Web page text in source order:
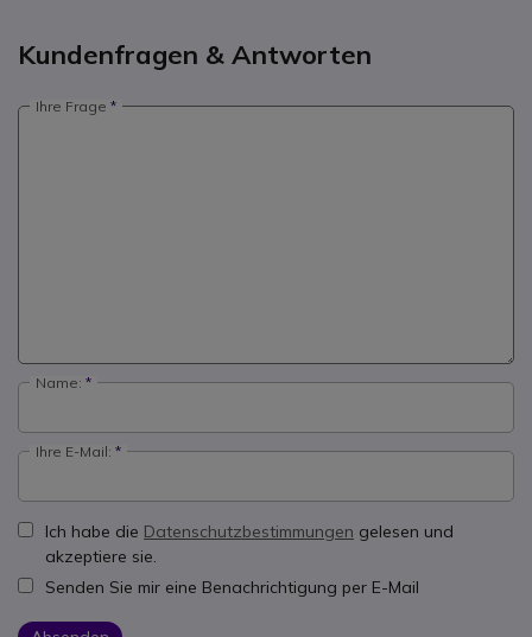
Kundenfragen & Antworten
Ihre Frage
Name:
Ihre E-Mail:
Ich habe die Datenschutzbestimmungen gelesen und
akzeptiere sie.
Senden Sie mir eine Benachrichtigung per E-Mail